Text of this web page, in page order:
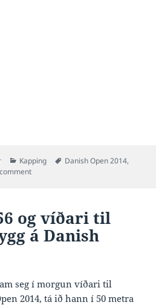
Categories
Kapping Tags
Danish Open 2014,
on Óli 15:59.02 og juniormet í 1500
og víðari til
á Danish
seg í morgun víðari til
2014, tá ið hann í 50 metra